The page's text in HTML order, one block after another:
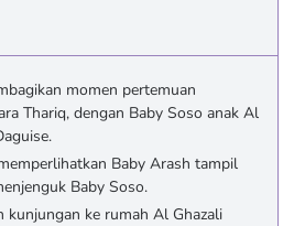
momen pertemuan
Thariq, dengan Baby Soso anak Al
Baby Arash tampil
Baby Soso.
kunjungan ke rumah Al Ghazali